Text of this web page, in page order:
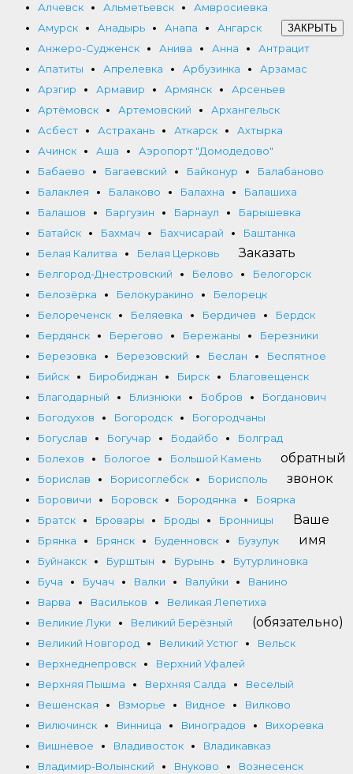
Алчевск
Альметьевск
Амвросиевка
Амурск
Анадырь Анапа
Ангарск
Анжеро-Судженск
Анива Анна
Антрацит
Апатиты
Апрелевка Арбузинка
Арзамас
Арзгир
Армавир Армянск
Арсеньев
Артёмовск
Артемовский
Архангельск
Асбест
Астрахань Аткарск
Ахтырка
Ачинск
Аша
Аэропорт "Домодедово"
Бабаево
Багаевский Байконур
Балабаново
Балаклея
Балаково Балахна
Балашиха
Балашов
Баргузин Барнаул
Барышевка
Батайск
Бахмач Бахчисарай
Баштанка
Белая Калитва
Белая Церковь
Белгород-Днестровский
Белово
Белогорск
Белозёрка
Белокуракино
Белорецк
Белореченск
Беляевка Бердичев
Бердск
Бердянск
Берегово Бережаны
Березники
Березовка
Березовский Беслан
Беспятное
Бийск
Биробиджан Бирск
Благовещенск
Благодарный
Близнюки Бобров
Богданович
Богодухов
Богородск
Богородчаны
Богуслав
Богучар Бодайбо
Болград
Болехов
Бологое
Большой Камень
Борислав
Борисоглебск
Борисполь
Боровичи
Боровск Бородянка
Боярка
Братск
Бровары Броды
Бронницы
Брянка
Брянск Буденновск
Бузулук
Буйнакск
Бурштын Бурынь
Бутурлиновка
Буча
Бучач Валки Валуйки
Ванино
Варва
Васильков
Великая Лепетиха
Великие Луки
Великий Берёзный
Великий Новгород
Великий Устюг
Вельск
Верхнеднепровск
Верхний Уфалей
Верхняя Пышма
Верхняя Салда
Веселый
Вешенская
Взморье Видное
Вилково
Вилючинск
Винница Виноградов
Вихоревка
Вишнёвое
Владивосток
Владикавказ
Владимир-Волынский
Внуково
Вознесенск
ЗАКРЫТЬ
Заказать
обратный
звонок
Ваше
имя
(обязательно)